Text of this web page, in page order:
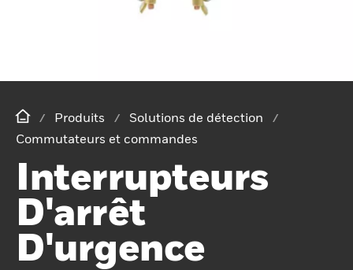
Produits
Solutions de détection
Commutateurs et commandes
Interrupteurs
D'arrêt
D'urgence